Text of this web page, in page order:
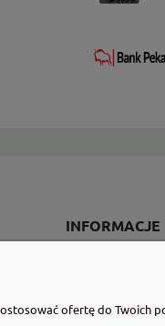
INFORMACJE
Polityka
ofertę do Twoich